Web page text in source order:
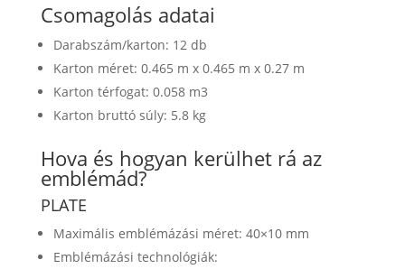
Csomagolás adatai
Darabszám/karton: 12 db
Karton méret: 0.465 m x 0.465 m x 0.27 m
Karton térfogat: 0.058 m3
Karton bruttó súly: 5.8 kg
Hova és hogyan kerülhet rá az
emblémád?
PLATE
Maximális emblémázási méret: 40×10 mm
Emblémázási technológiák: